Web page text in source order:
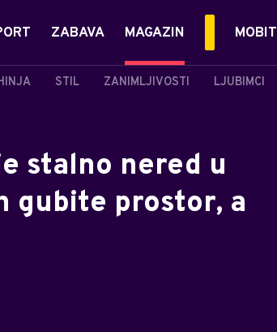
ZABAVA MAGAZIN
STIL ZANIMLJIVOSTI LJUBIMCI
MOBIT
stalno nered u
gubite prostor, a